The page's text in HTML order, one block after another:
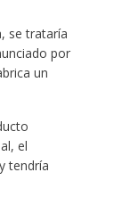
se trataría
por
un
el
tendría